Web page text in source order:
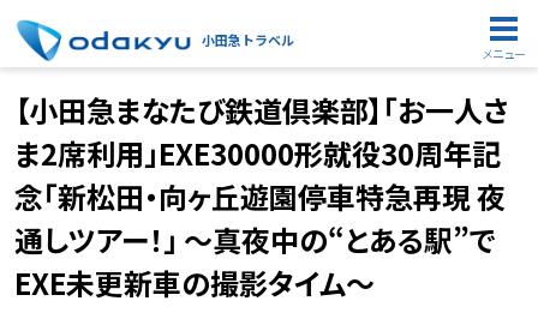
小田急トラベル
メニュー
【小田急まなたび鉄道倶楽部】「お一人さ
ま2席利用」EXE30000形就役30周年記
念「新松田・向ヶ丘遊園停車特急再現 夜
通しツアー！」 ～真夜中の“とある駅”で
EXE未更新車の撮影タイム～